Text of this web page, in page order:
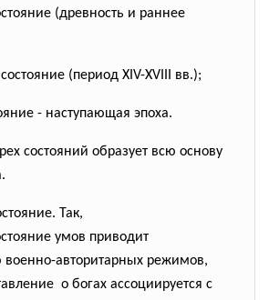
(древность и раннее
(период XIV-XVIII вв.);
- наступающая эпоха.
состояний образует всю основу
Так,
умов приводит
авторитарных режимов,
о богах ассоциируется с